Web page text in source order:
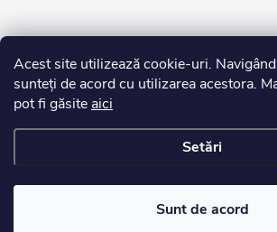
Acest site utilizează cookie-uri.
sunteți de acord cu utilizarea acestora.
pot fi găsite aici
Setări
Sunt de acord
Drepturi de autor 2026Edurko.ro. Toate